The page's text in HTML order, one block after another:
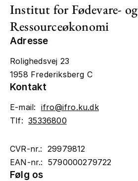
Institut for Fødevare- og
Ressourceøkonomi
Adresse
Rolighedsvej 23
1958 Frederiksberg C
Kontakt
E-mail: ifro@ifro.ku.dk
Tlf:35336800
CVR-nr.: 29979812
EAN-nr.: 5790000279722
Følg os